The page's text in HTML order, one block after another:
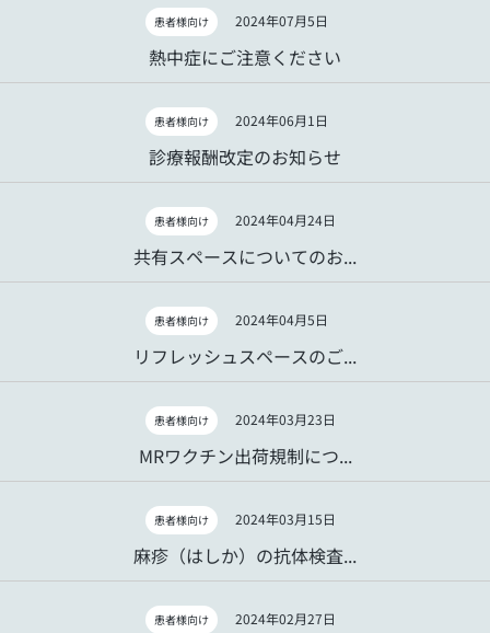
2024年07月5日
患者様向け
熱中症にご注意ください
2024年06月1日
患者様向け
診療報酬改定のお知らせ
2024年04月24日
患者様向け
共有スペースについてのお...
2024年04月5日
患者様向け
リフレッシュスペースのご...
2024年03月23日
患者様向け
MRワクチン出荷規制につ...
2024年03月15日
患者様向け
麻疹（はしか）の抗体検査...
2024年02月27日
患者様向け